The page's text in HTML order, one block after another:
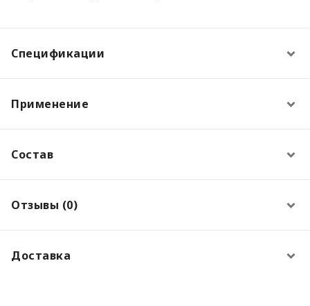
Спецификации
Применение
Состав
Отзывы (0)
Доставка